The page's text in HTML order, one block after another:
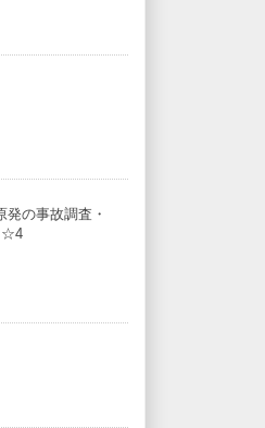
の事故調査・
☆4